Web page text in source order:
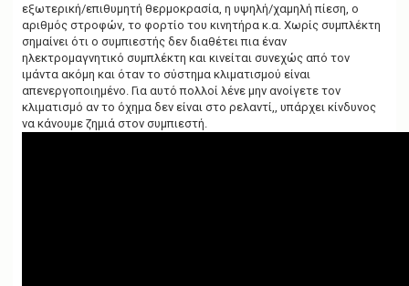
εξωτερική/επιθυμητή θερμοκρασία, η υψηλή/χαμηλή πίεση, ο
αριθμός στροφών, το φορτίο του κινητήρα κ.α. Χωρίς συμπλέκτη
σημαίνει ότι ο συμπιεστής δεν διαθέτει πια έναν
ηλεκτρομαγνητικό συμπλέκτη και κινείται συνεχώς από τον
ιμάντα ακόμη και όταν το σύστημα κλιματισμού είναι
απενεργοποιημένο. Για αυτό πολλοί λένε μην ανοίγετε τον
κλιματισμό αν το όχημα δεν είναι στο ρελαντί,, υπάρχει κίνδυνος
να κάνουμε ζημιά στον συμπιεστή.